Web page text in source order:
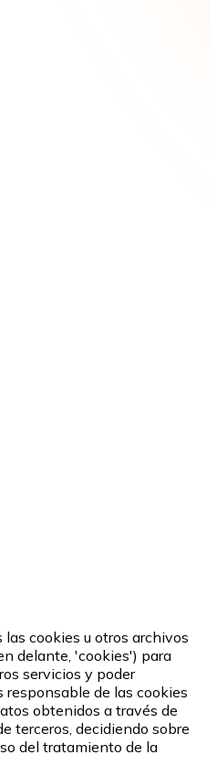
cookies u otros archivos
delante, 'cookies') para
servicios y poder
responsable de las cookies
obtenidos a través de
terceros, decidiendo sobre
del tratamiento de la